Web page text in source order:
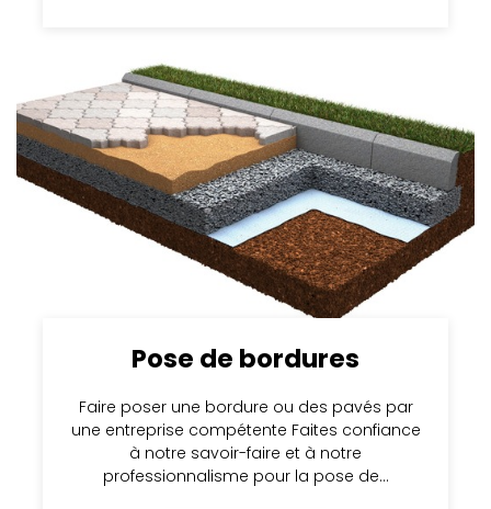
Pose de bordures
Faire poser une bordure ou des pavés par
une entreprise compétente Faites confiance
à notre savoir-faire et à notre
professionnalisme pour la pose de…